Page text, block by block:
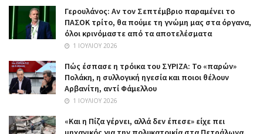
Γερουλάνος: Αν τον Σεπτέμβριο παραμένει το
ΠΑΣΟΚ τρίτο, θα πούμε τη γνώμη μας στα όργανα,
όλοι κρινόμαστε από τα αποτελέσματα
1 ΙΟΥΛΊΟΥ 2026
Πώς έσπασε η τρόικα του ΣΥΡΙΖΑ: Το «παρών»
Πολάκη, η συλλογική ηγεσία και ποιοι θέλουν
Αρβανίτη, αντί Φάμελλου
1 ΙΟΥΛΊΟΥ 2026
«Και η Πίζα γέρνει, αλλά δεν έπεσε» είχε πει